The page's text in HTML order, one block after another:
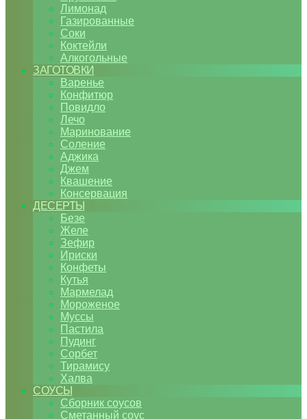
Лимонад
Газированные
Соки
Коктейли
Алкогольные
ЗАГОТОВКИ
Варенье
Конфитюр
Повидло
Лечо
Маринование
Соление
Аджика
Джем
Квашение
Консервация
ДЕСЕРТЫ
Безе
Желе
Зефир
Ириски
Конфеты
Кутья
Мармелад
Мороженое
Муссы
Пастила
Пудинг
Сорбет
Тирамису
Халва
СОУСЫ
Сборник соусов
Сметанный соус